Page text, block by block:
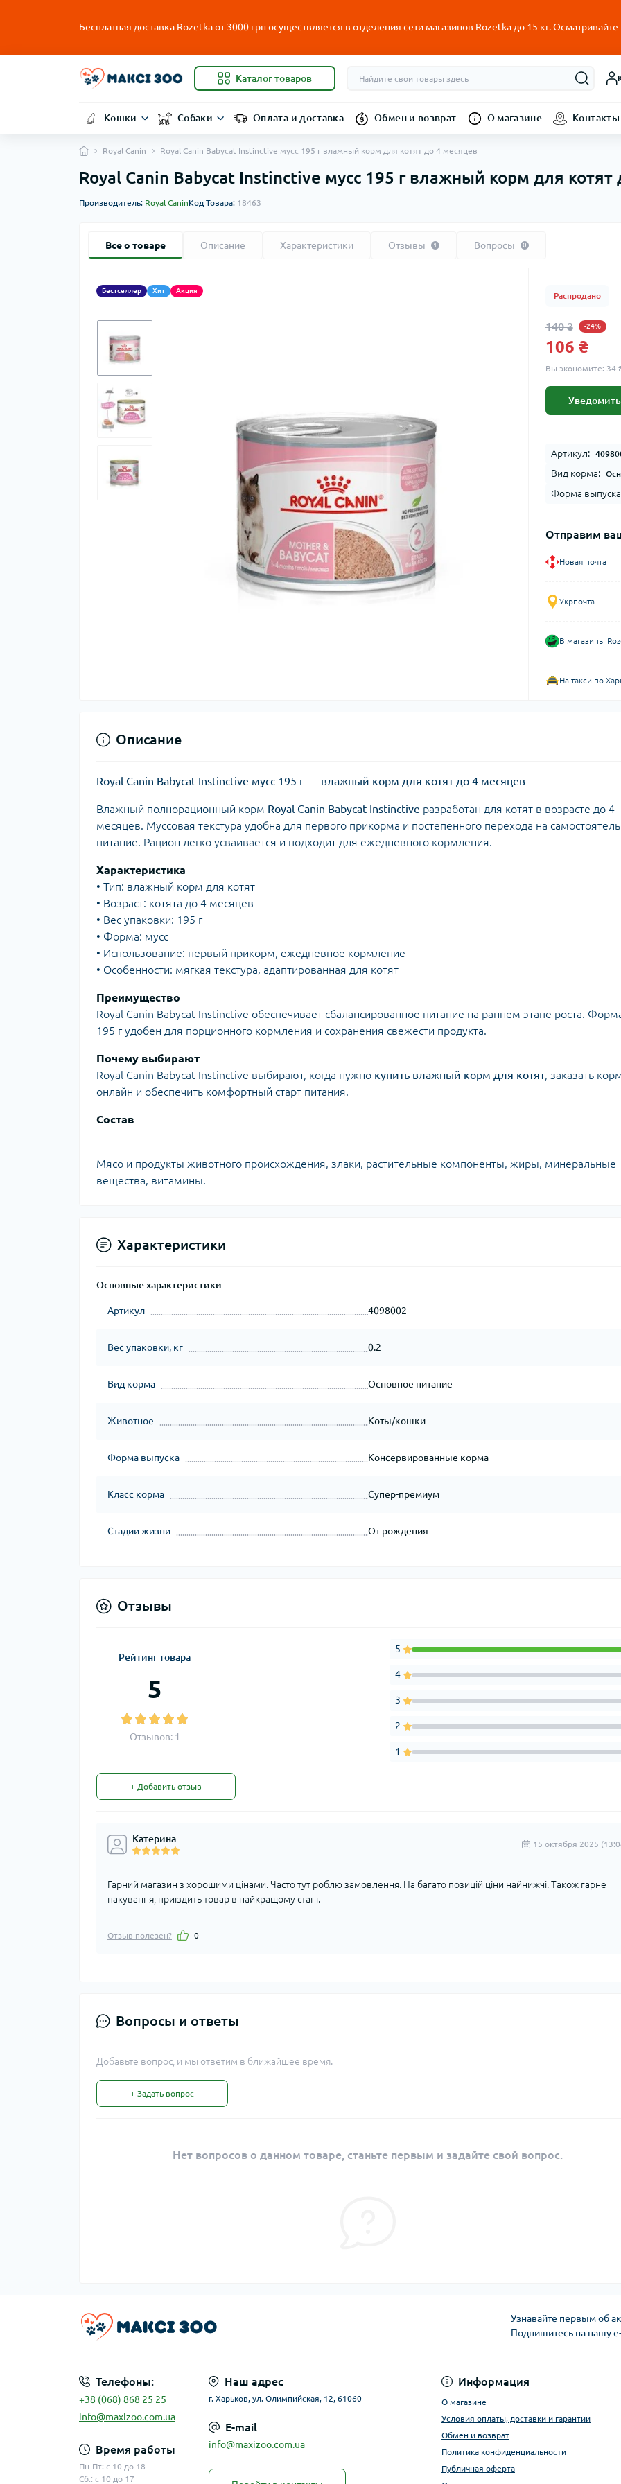
Бесплатная доставка Rozetka от3000 грн осуществляется в отделения сети магазинов Rozetka до 15 кг.
Каталог товаров
Кошки Собаки Оплата и доставка Обмен и возврат О магазине Контакты
Royal Canin Royal Canin Babycat Instinctive мусс 195 г влажный корм для котят до 4 месяцев
Royal Canin Babycat Instinctive мусс 195 г влажный корм для котят
Производитель: Royal CaninКод Товара: 18463
Все о товаре Описание Характеристики Отзывы 1 Вопросы 0
Бестселлер Хит Акция
Распродано
140 ₴ -24%
106 ₴
Вы экономите: 34
Артикул:
Вид корма:
Форма
Отправим
Новая почта
Укрпочта
В магазины
На такси по
Описание
Royal Canin Babycat Instinctive мусс 195 г — влажный корм для котят до 4 месяцев
Влажный полнорационный корм Royal Canin Babycat Instinctive разработан для котят в возрасте до 4
месяцев. Муссовая текстура удобна для первого прикорма и постепенного перехода на
питание. Рацион легко усваивается и подходит для ежедневного кормления.
Характеристика
• Тип: влажный корм для котят
• Возраст: котята до 4 месяцев
• Вес упаковки: 195 г
• Форма: мусс
• Использование: первый прикорм, ежедневное кормление
• Особенности: мягкая текстура, адаптированная для котят
Преимущество
Royal Canin Babycat Instinctive обеспечивает сбалансированное питание на раннем этапе роста.
195 г удобен для порционного кормления и сохранения свежести продукта.
Почему выбирают
Royal Canin Babycat Instinctive выбирают, когда нужно купить влажный корм для котят, заказать
онлайн и обеспечить комфортный старт питания.
Состав
Мясо и продукты животного происхождения, злаки, растительные компоненты, жиры, минеральные
вещества, витамины.
Характеристики
Основные характеристики
Артикул 4098002
Вес упаковки, кг 0.2
Вид корма Основное питание
Животное Коты/кошки
Форма выпуска Консервированные корма
Класс корма Супер-премиум
Стадии жизни От рождения
Отзывы
Рейтинг товара
5
Отзывов: 1
5
4
3
2
1
+ Добавить отзыв
Катерина 15 октября 2025
Гарний магазин з хорошими цінами. Часто тут роблю замовлення. На багато позицій ціни найнижчі. Також гарне
пакування, приїздить товар в найкращому стані.
Отзыв полезен? 0
Вопросы и ответы
Добавьте вопрос, и мы ответим в ближайшее время.
+ Задать вопрос
Нет вопросов о данном товаре, станьте первым и задайте свой вопрос.
Узнавайте первым об
Подпишитесь на нашу
Телефоны:
+38 (068) 868 25 25
info@maxizoo.com.ua
Время работы
Пн-Пт: с 10 до 18
Сб.: с 10 до 17
Наш адрес
г. Харьков, ул. Олимпийская, 12, 61060
E-mail
info@maxizoo.com.ua
Информация
О магазине
Условия оплаты, доставки и гарантии
Обмен и возврат
Политика конфиденциальности
Публичная оферта